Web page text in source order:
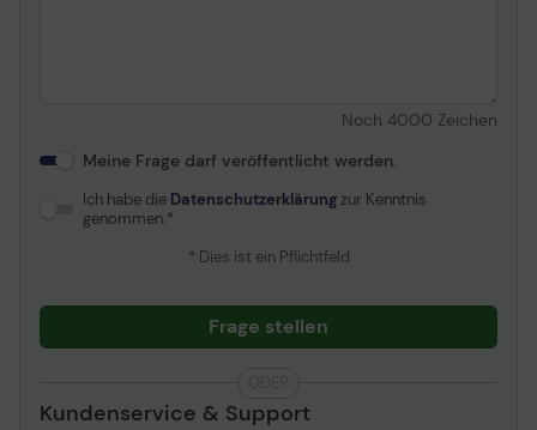
Noch 4000 Zeichen
Meine Frage darf veröffentlicht werden.
Ich habe die Datenschutzerklärungzur Kenntnis
genommen.
* Dies ist ein Pflichtfeld
Frage stellen
Kundenservice & Support